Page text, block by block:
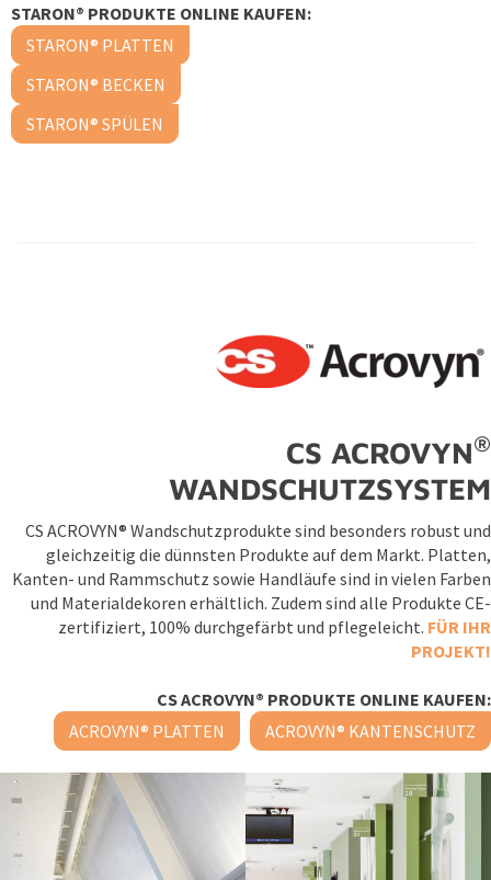
STARON® PRODUKTE ONLINE KAUFEN:
STARON® PLATTEN
STARON® BECKEN
STARON® SPÜLEN
CS ACROVYN®
WANDSCHUTZSYSTEM
CS ACROVYN® Wandschutzprodukte sind besonders robust und
gleichzeitig die dünnsten Produkte auf dem Markt. Platten,
Kanten- und Rammschutz sowie Handläufe sind in vielen Farben
und Materialdekoren erhältlich. Zudem sind alle Produkte CE-
zertifiziert, 100% durchgefärbt und pflegeleicht. FÜR IHR
PROJEKT!
CS ACROVYN® PRODUKTE ONLINE KAUFEN:
ACROVYN® PLATTEN
ACROVYN® KANTENSCHUTZ